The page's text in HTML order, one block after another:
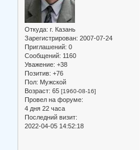
Откуда: г. Казань
Зарегистрирован: 2007-07-24
Приглашений: 0
Сообщений: 1160
Уважение: +38
Позитив: +76
Пол: Мужской
Возраст: 65 [1960-08-16]
Провел на форуме:
4 дня 22 часа
Последний визит:
2022-04-05 14:52:18